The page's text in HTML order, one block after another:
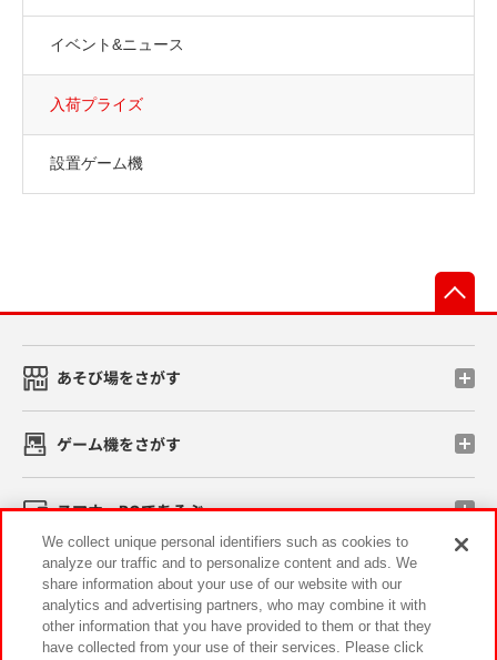
イベント&ニュース
入荷プライズ
設置ゲーム機
あそび場をさがす
ゲーム機をさがす
スマホ・PCであそぶ
イベント・キャンペーン
We collect unique personal identifiers such as cookies to
analyze our traffic and to personalize content and ads. We
share information about your use of our website with our
analytics and advertising partners, who may combine it with
other information that you have provided to them or that they
have collected from your use of their services. Please click